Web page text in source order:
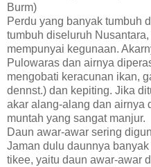
Burm)
Perdu yang banyak tumbuh
tumbuh diseluruh
mempunyai kegunaan.
Pulowaras dan airnya
mengobati keracunan ikan,
dennst.) dan kepiting. Jika
akar alang-alang dan airnya
muntah yang sangat manjur.
Daun awar-awar sering
Jaman dulu daunnya
tikee, yaitu daun awar-awar